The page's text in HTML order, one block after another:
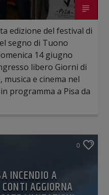
edizione del festival di
segno di Tuono
14 giugno
libero Giorni di
e cinema nel
programma a Pisa da
0
INCENDIO A
AGGIORNA